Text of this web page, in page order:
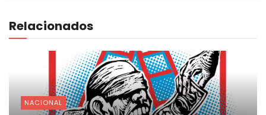
Relacionados
NACIONAL